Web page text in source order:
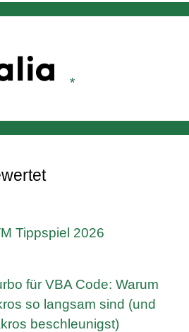
Tippspiel 2026
für VBA Code: Warum
so langsam sind (und
beschleunigst)